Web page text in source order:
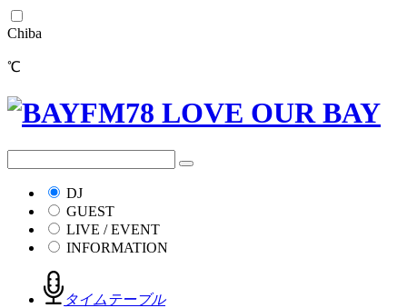
Chiba
℃
DJ
GUEST
LIVE / EVENT
INFORMATION
タイムテーブル